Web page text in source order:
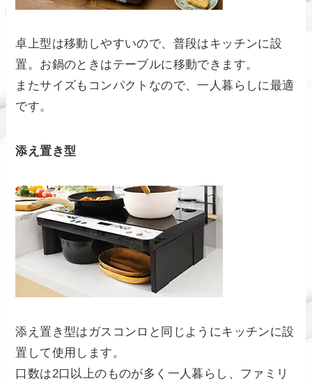
卓上型は移動しやすいので、普段はキッチンに設
置。お鍋のときはテーブルに移動できます。
またサイズもコンパクトなので、一人暮らしに最適
です。
添え置き型
添え置き型はガスコンロと同じようにキッチンに設
置して使用します。
口数は2口以上のものが多く一人暮らし、ファミリ